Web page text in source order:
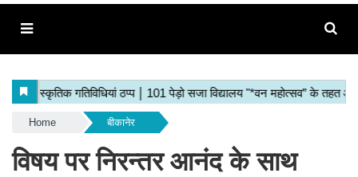
Home बीकानेर
विषय पर निरन्तर आनंद के साथ